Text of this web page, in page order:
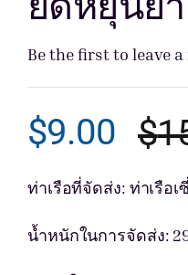
Be the first to leave a
$
$9.00
ท่าเรือที่จัดส่ง: ท่าเรือเ
น้ำหนักในการจัดส่ง: